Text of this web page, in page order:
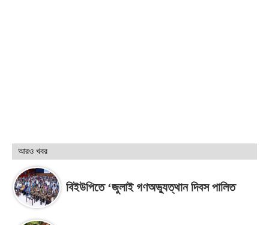
আরও খবর
বিইউপিতে ‘জুলাই গণঅভ্যুত্থান দিবস পালিত